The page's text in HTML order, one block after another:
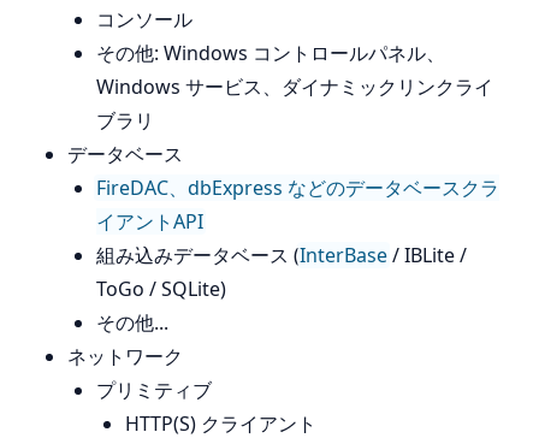
コンソール
その他: Windows コントロールパネル、
Windows サービス、ダイナミックリンクライ
ブラリ
データベース
FireDAC、dbExpress などのデータベースクラ
イアントAPI
組み込みデータベース (InterBase/ IBLite /
ToGo / SQLite)
その他...
ネットワーク
プリミティブ
HTTP(S) クライアント